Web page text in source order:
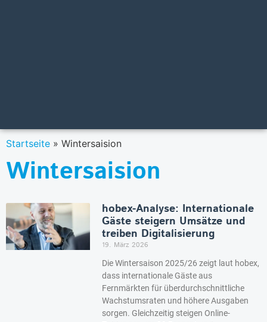
Startseite » Wintersaision
Wintersaision
hobex-Analyse: Internationale
Gäste steigern Umsätze und
treiben Digitalisierung
19. März 2026
Die Wintersaison 2025/26 zeigt laut hobex,
dass internationale Gäste aus
Fernmärkten für überdurchschnittliche
Wachstumsraten und höhere Ausgaben
sorgen. Gleichzeitig steigen Online-